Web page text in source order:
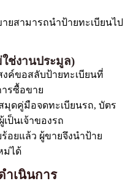
ยสามารถนำป้ายทะเบียนไป
ช่งานประมูล)
ค์ขอสลับป้ายทะเบียนที่
รซื้อขาย
มุดคู่มือจดทะเบียนรถ, บัตร
ป็นเจ้าของรถ
ร้อยแล้ว ผู้ขายจึงนำป้าย
ม่ได้
ำเนินการ